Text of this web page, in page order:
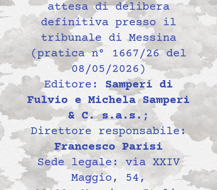
attesa di delibera
definitiva presso il
tribunale di Messina
(pratica n° 1667/26 del
08/05/2026)
Editore: Samperi di
Fulvio e Michela Samperi
& C. s.a.s. ;
Direttore responsabile:
Francesco Parisi
Sede legale: via XXIV
Maggio, 54,